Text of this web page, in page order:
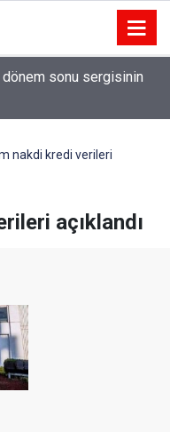
dönem sonu sergisinin
nakdi kredi verileri
açıklandı